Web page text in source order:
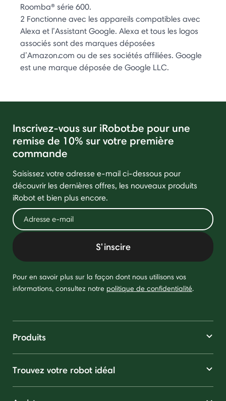
Roomba® série 600.
2 Fonctionne avec les appareils compatibles avec
Alexa et l’Assistant Google. Alexa et tous les logos
associés sont des marques déposées
d’Amazon.com ou de ses sociétés affiliées. Google
est une marque déposée de Google LLC.
Inscrivez-vous sur iRobot.be pour une
remise de 10% sur votre première
commande
Saisissez votre adresse e-mail ci-dessous pour
découvrir les dernières offres, les nouveaux produits
iRobot et bien plus encore.
S'inscire
Pour en savoir plus sur la façon dont nous utilisons vos
informations, consultez notre politique de confidentialité.
Produits
Trouvez votre robot idéal